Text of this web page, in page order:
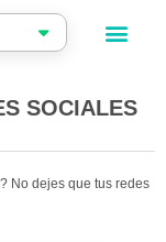
SOCIALES
No dejes que tus redes